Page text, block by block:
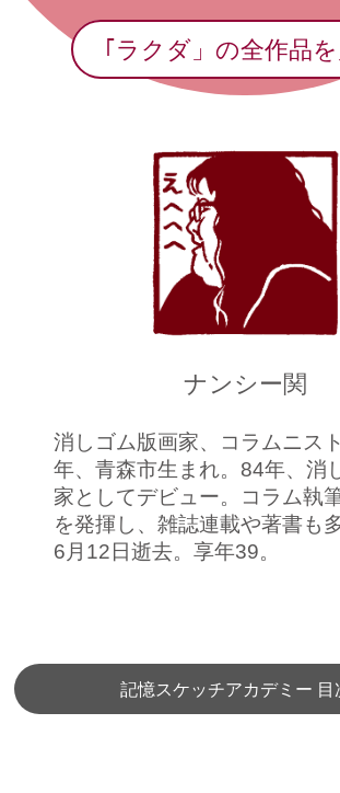
｢ラクダ」の全作品
ナンシー関
消しゴム版画家、コラムニス
年、青森市生まれ。84年、消
家としてデビュー。コラム執
を発揮し、雑誌連載や著書も
6月12日逝去。享年39。
記憶スケッチアカデミー 目